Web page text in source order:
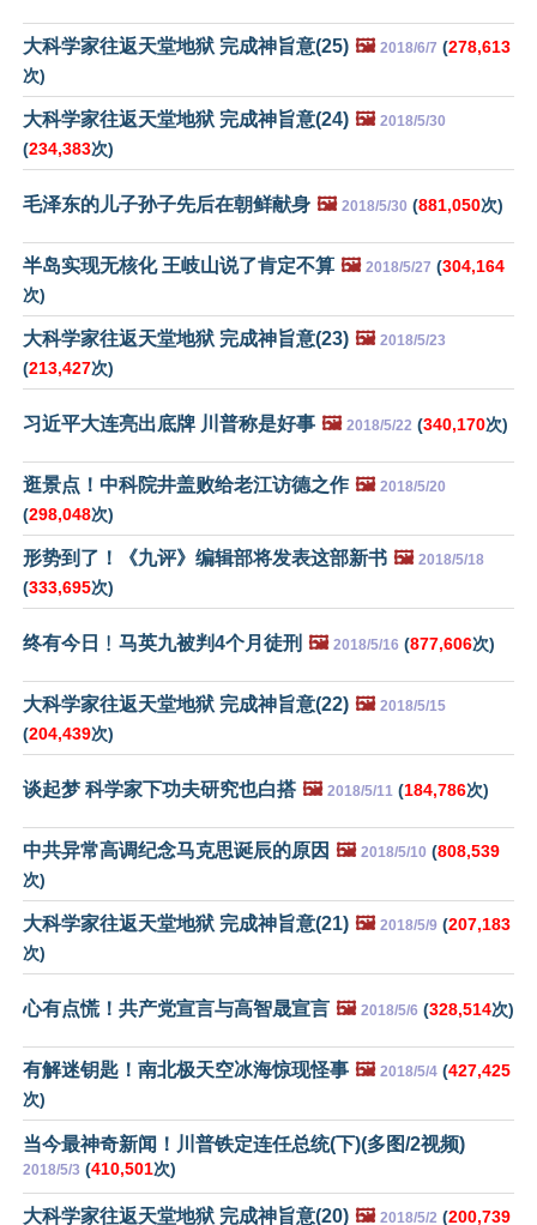
大科学家往返天堂地狱 完成神旨意(25) 🖼️ 2018/6/7 (278,613
次)
大科学家往返天堂地狱 完成神旨意(24) 🖼️ 2018/5/30
(234,383次)
毛泽东的儿子孙子先后在朝鲜献身 🖼️ 2018/5/30 (881,050次)
半岛实现无核化 王岐山说了肯定不算 🖼️ 2018/5/27 (304,164
次)
大科学家往返天堂地狱 完成神旨意(23) 🖼️ 2018/5/23
(213,427次)
习近平大连亮出底牌 川普称是好事 🖼️ 2018/5/22 (340,170次)
逛景点！中科院井盖败给老江访德之作 🖼️ 2018/5/20
(298,048次)
形势到了！《九评》编辑部将发表这部新书 🖼️ 2018/5/18
(333,695次)
终有今日﹗马英九被判4个月徒刑 🖼️ 2018/5/16 (877,606次)
大科学家往返天堂地狱 完成神旨意(22) 🖼️ 2018/5/15
(204,439次)
谈起梦 科学家下功夫研究也白搭 🖼️ 2018/5/11 (184,786次)
中共异常高调纪念马克思诞辰的原因 🖼️ 2018/5/10 (808,539
次)
大科学家往返天堂地狱 完成神旨意(21) 🖼️ 2018/5/9 (207,183
次)
心有点慌！共产党宣言与高智晟宣言 🖼️ 2018/5/6 (328,514次)
有解迷钥匙！南北极天空冰海惊现怪事 🖼️ 2018/5/4 (427,425
次)
当今最神奇新闻！川普铁定连任总统(下)(多图/2视频)
2018/5/3 (410,501次)
大科学家往返天堂地狱 完成神旨意(20) 🖼️ 2018/5/2 (200,739